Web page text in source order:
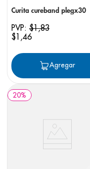
Curita cureband plegx30
PVP: $1,83
$1 ,46
Agregar
20%